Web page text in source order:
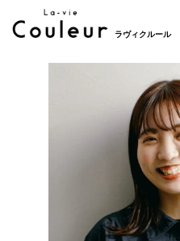
ラヴィクルール